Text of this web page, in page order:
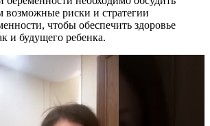
возможные риски и стратегии
чтобы обеспечить здоровье
и будущего ребенка.